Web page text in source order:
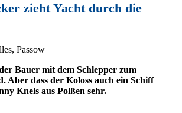
zieht Yacht durch die
, Passow
Bauer mit dem Schlepper zum
Aber dass der Koloss auch ein Schiff
Knels aus Polßen sehr.